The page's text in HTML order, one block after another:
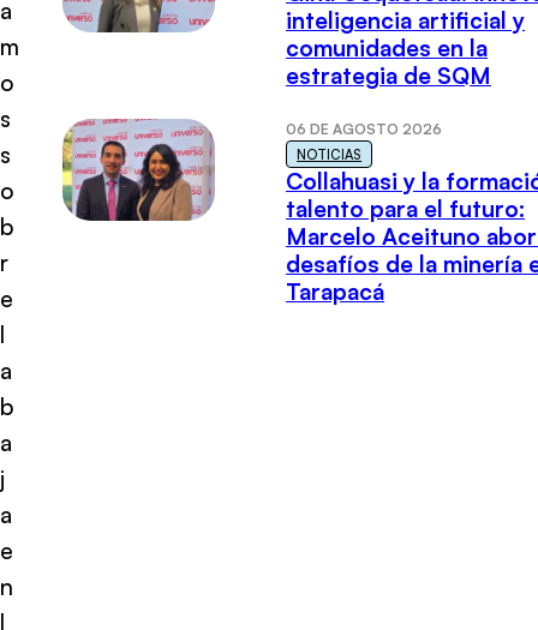
a
m
o
s
s
o
b
r
e
l
a
b
a
j
a
e
n
l
inteligencia artificial y
comunidades en la
estrategia de SQM
06 DE AGOSTO 2026
NOTICIAS
Collahuasi y la
talento para el futuro:
Marcelo Aceituno
desafíos de la minería
Tarapacá